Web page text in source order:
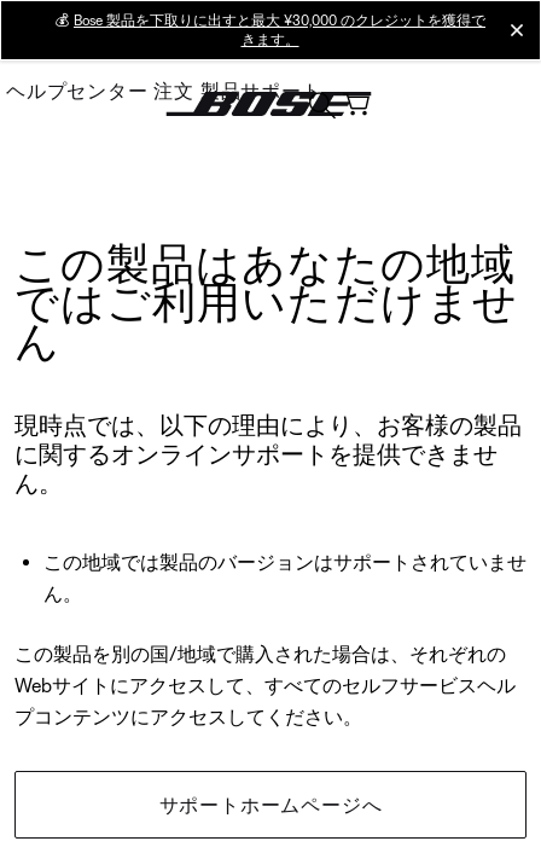
Main
💰 Bose 製品を下取りに出すと最大 ¥30,000 のクレジットを獲得で
きます。
ヘルプセンター 注文 製品サポート
この製品はあなたの地域
ではご利用いただけませ
ん
現時点では、以下の理由により、お客様の製品
に関するオンラインサポートを提供できませ
ん。
この地域では製品のバージョンはサポートされていませ
ん。
この製品を別の国/地域で購入された場合は、それぞれの
Webサイトにアクセスして、すべてのセルフサービスヘル
プコンテンツにアクセスしてください。
サポートホームページへ